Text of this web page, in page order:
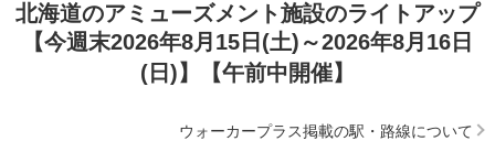
北海道のアミューズメント施設のライトアップ
【今週末2026年8月15日(土)～2026年8月16日
(日)】【午前中開催】
ウォーカープラス掲載の駅・路線について